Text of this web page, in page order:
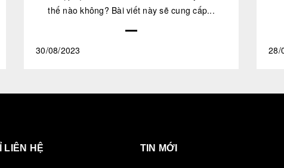
thế nào không? Bài viết này sẽ cung cấp...
30/08/2023 28/
LIÊN HỆ TIN MỚI